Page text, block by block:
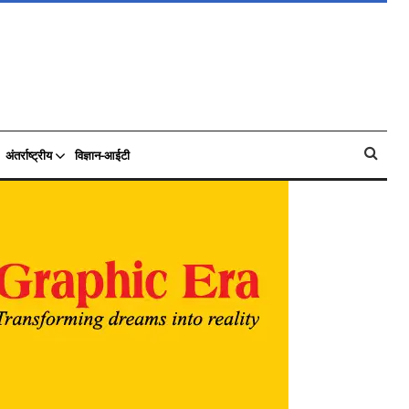
अंतर्राष्ट्रीय विज्ञान-आईटी